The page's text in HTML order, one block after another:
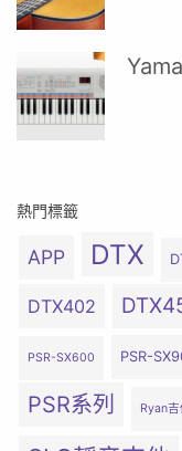
熱門標籤
APP DTX
DTX402
PSR-SX600 PSR-
PSR系列 Ryan